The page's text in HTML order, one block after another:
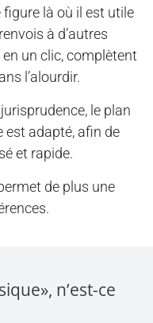
figure là où il est utile
à d’autres
un clic, complètent
l’alourdir.
le plan
est adapté, afin de
et rapide.
de plus une
n’est-ce